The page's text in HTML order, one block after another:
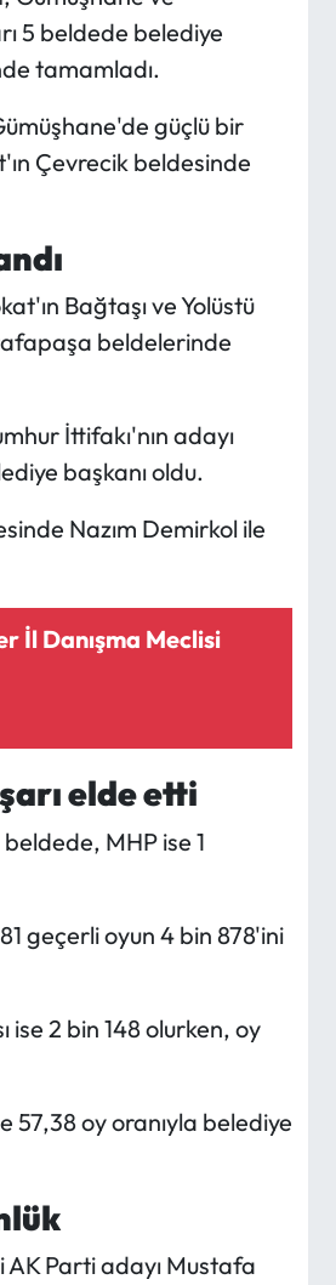
5 beldede belediye
tamamladı.
güçlü bir
Çevrecik beldesinde
Bağtaşı ve Yolüstü
beldelerinde
İttifakı'nın adayı
başkanı oldu.
Nazım Demirkol ile
İl Danışma Meclisi
elde etti
MHP ise 1
geçerli oyun 4 bin 878'ini
ise 2 bin 148 olurken, oy
57,38 oy oranıyla belediye
AK Parti adayı Mustafa